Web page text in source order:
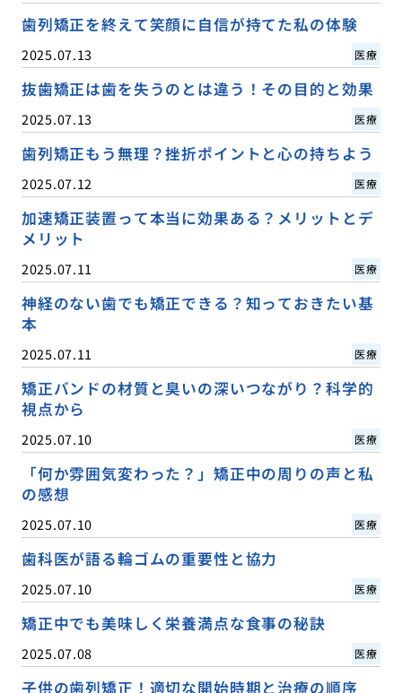
歯列矯正を終えて笑顔に自信が持てた私の体験
2025.07.13 医療
抜歯矯正は歯を失うのとは違う！その目的と効果
2025.07.13 医療
歯列矯正もう無理？挫折ポイントと心の持ちよう
2025.07.12 医療
加速矯正装置って本当に効果ある？メリットとデ
メリット
2025.07.11 医療
神経のない歯でも矯正できる？知っておきたい基
本
2025.07.11 医療
矯正バンドの材質と臭いの深いつながり？科学的
視点から
2025.07.10 医療
「何か雰囲気変わった？」矯正中の周りの声と私
の感想
2025.07.10 医療
歯科医が語る輪ゴムの重要性と協力
2025.07.10 医療
矯正中でも美味しく栄養満点な食事の秘訣
2025.07.08 医療
子供の歯列矯正！適切な開始時期と治療の順序